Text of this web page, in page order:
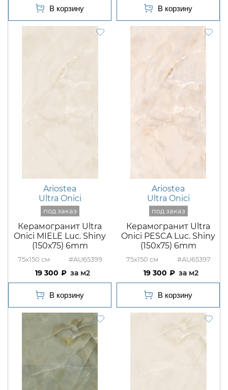
Ariostea
Ultra Onici
Керамогранит Ultra
Onici MIELE Luc. Shiny
(150х75) 6mm
75x150 #AU65399
19 300 м2
Ariostea
Ultra Onici
Керамогранит Ultra
Onici PESCA Luc. Shiny
(150х75) 6mm
75x150 #AU65397
19 300 м2